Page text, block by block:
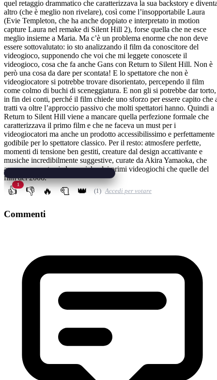
quel retaggio drammatico che caratterizzava la sua backstory e
altro (che è meglio non rivelare), così come l’insopportabile Laura
(Evie Templeton, che ha anche doppiato e interpretato in motion
capture Laura nel remake di Silent Hill 2), forse quella che ne esce
meglio insieme a Maria. Ma c’è un problema enorme che non deve
essere sottovalutato: io sto analizzando il film da conoscitore del
videogioco, supponendo che voi che mi leggete conoscete il
videogioco, cosa che fa anche Gans con Return to Silent Hill. Non è
però una cosa da dare per scontata! E lo spettatore che non è
videogiocatore si potrebbe trovare disorientato, percependo il film
come colmo di buchi di sceneggiatura. E non gli si potrebbe dar torto,
in fin dei conti, perché il film chiede uno sforzo per essere capito che
tratti va oltre l’approccio passivo che molti spettatori hanno. Quindi a
Return to Silent Hill viene a mancare quella perfezione formale che
caratterizzava il primo film e che ne faceva un must per i
videogiocatori ma anche un prodotto accessibilissimo e perfettamente
godibile per lo spettatore classico. Per il resto: atmosfere perfette,
momenti di tensione ben gestiti, creature dal design accattivante e
musiche incredibilmente suggestive, curate da Akira Yamaoka, che
aveva composto sia le musiche dei primi videogiochi che quelle del
film del 2006.
👍
1
👎 🔥 🧻 👑 (1) Accedi per votare
Commenti